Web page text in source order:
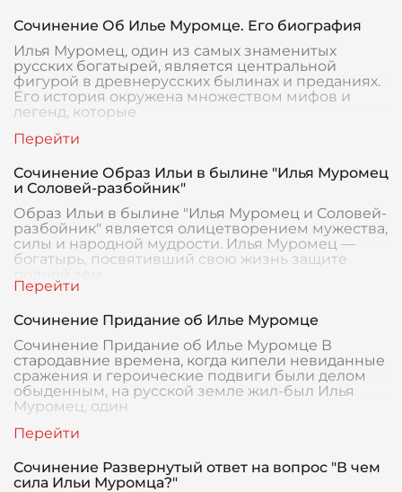
Сочинение Об Илье Муромце. Его биография
Илья Муромец, один из самых знаменитых
русских богатырей, является центральной
фигурой в древнерусских былинах и преданиях.
Его история окружена множеством мифов и
легенд, которые
Сочинение Образ Ильи в былине "Илья Муромец
и Соловей-разбойник"
Образ Ильи в былине "Илья Муромец и Соловей-
разбойник" является олицетворением мужества,
силы и народной мудрости. Илья Муромец —
богатырь, посвятивший свою жизнь защите
Сочинение Придание об Илье Муромце
Сочинение Придание об Илье Муромце В
стародавние времена, когда кипели невиданные
сражения и героические подвиги были делом
обыденным, на русской земле жил-был Илья
Муромец, один
Сочинение Развернутый ответ на вопрос "В чем
сила Ильи Муромца?"